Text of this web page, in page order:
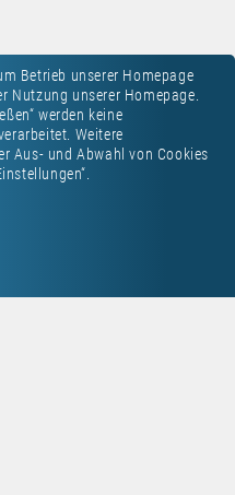
Betrieb unserer Homepage
Nutzung unserer Homepage.
werden keine
Weitere
Aus- und Abwahl von Cookies